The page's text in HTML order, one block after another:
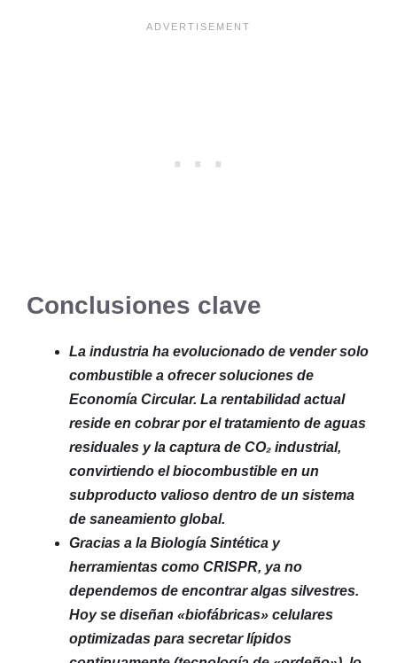
Conclusiones clave
La industria ha evolucionado de vender solo
combustible a ofrecer soluciones de
Economía Circular. La rentabilidad actual
reside en cobrar por el tratamiento de aguas
residuales y la captura de CO₂ industrial,
convirtiendo el biocombustible en un
subproducto valioso dentro de un sistema
de saneamiento global.
Gracias a la Biología Sintética y
herramientas como CRISPR, ya no
dependemos de encontrar algas silvestres.
Hoy se diseñan «biofábricas» celulares
optimizadas para secretar lípidos